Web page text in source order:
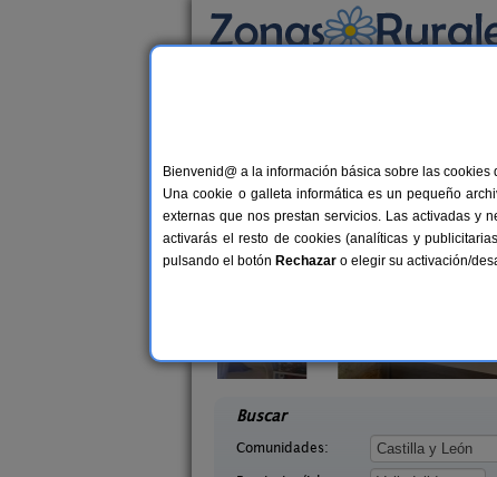
Casas Rurales
30 €
Buscar
Comunidades:
Bienvenid@ a la información básica sobre las
Una cookie o galleta informática es un pequeño
externas que nos prestan servicios. Las activadas y
activarás el resto de cookies (analíticas y
pulsando el botón Rechazar o elegir su activación/